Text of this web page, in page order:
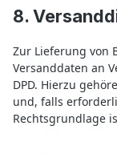
8.
Zur Lieferung von
Versanddaten an
DPD. Hierzu
und, falls
Rechtsgrundlage